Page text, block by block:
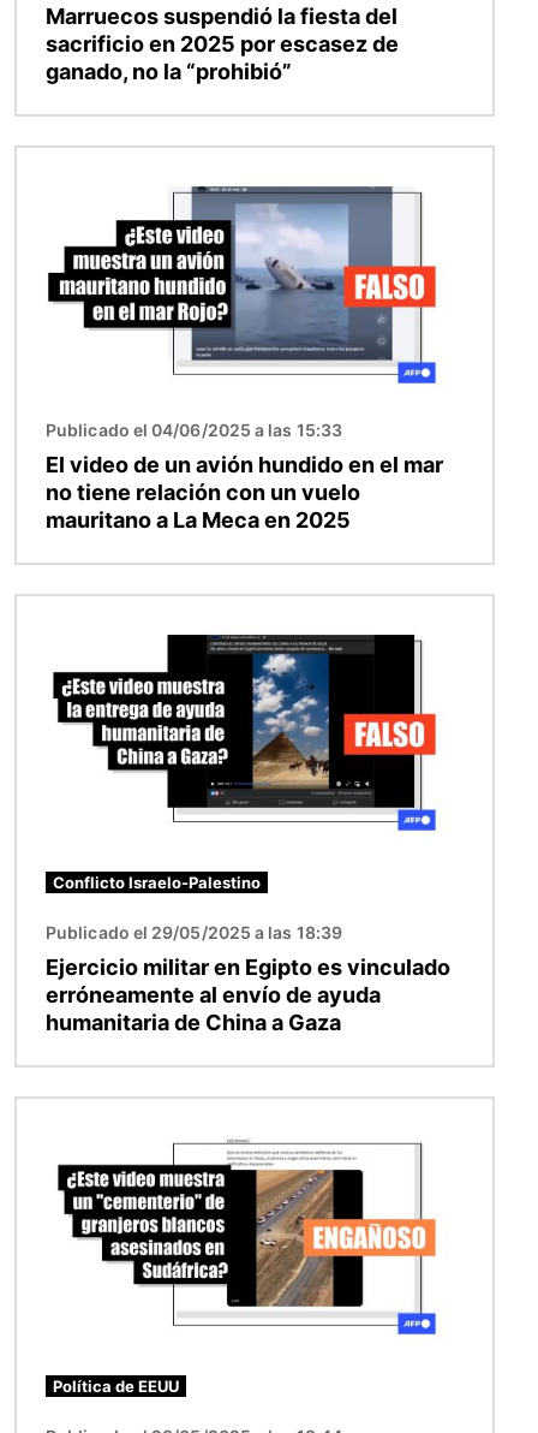
Marruecos suspendió la fiesta del
sacrificio en 2025 por escasez de
ganado, no la “prohibió”
Publicado el 04/06/2025 a las 15:33
El video de un avión hundido en el mar
no tiene relación con un vuelo
mauritano a La Meca en 2025
Conflicto Israelo-Palestino
Publicado el 29/05/2025 a las 18:39
Ejercicio militar en Egipto es vinculado
erróneamente al envío de ayuda
humanitaria de China a Gaza
Política de EEUU